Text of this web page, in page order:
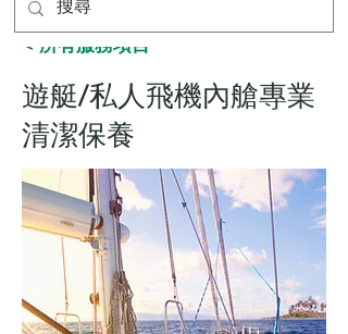
< 所有服務項目
遊艇/私人飛機內艙專業
清潔保養